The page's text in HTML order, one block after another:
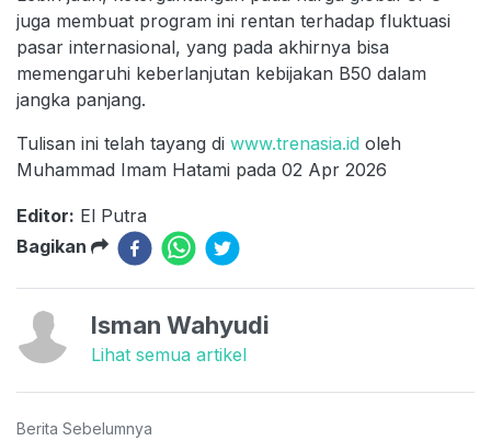
juga membuat program ini rentan terhadap fluktuasi
pasar internasional, yang pada akhirnya bisa
memengaruhi keberlanjutan kebijakan B50 dalam
jangka panjang.
Tulisan ini telah tayang di www.trenasia.id oleh
Muhammad Imam Hatami pada 02 Apr 2026
Editor: El Putra
Bagikan
Isman Wahyudi
Lihat semua artikel
Berita Sebelumnya